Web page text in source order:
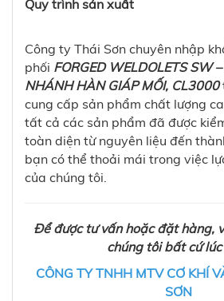
Quy trình sản xuất
Công ty Thái Sơn chuyên nhập
phối FORGED WELDOLETS SW –
NHÁNH HÀN GIÁP MỐI, CL3000
cung cấp sản phẩm chất lượng
tất cả các sản phẩm đã được
toàn diện từ nguyên liệu đến
bạn có thể thoải mái trong việc
của chúng tôi.
Để được tư vấn hoặc đặt hàng,
chúng tôi bất cứ
CÔNG TY TNHH MTV CƠ KHÍ
SƠN